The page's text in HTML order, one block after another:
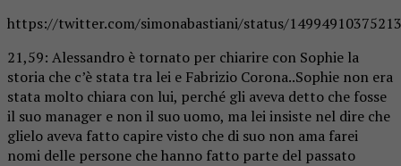
https://twitter.com/simonabastiani/status/
21,59: Alessandro è tornato per chiarire con Sophie la
storia che c’è stata tra lei e Fabrizio Corona..Sophie non era
stata molto chiara con lui, perché gli aveva detto che fosse
il suo manager e non il suo uomo, ma lei insiste nel dire che
glielo aveva fatto capire visto che di suo non ama farei
nomi delle persone che hanno fatto parte del passato